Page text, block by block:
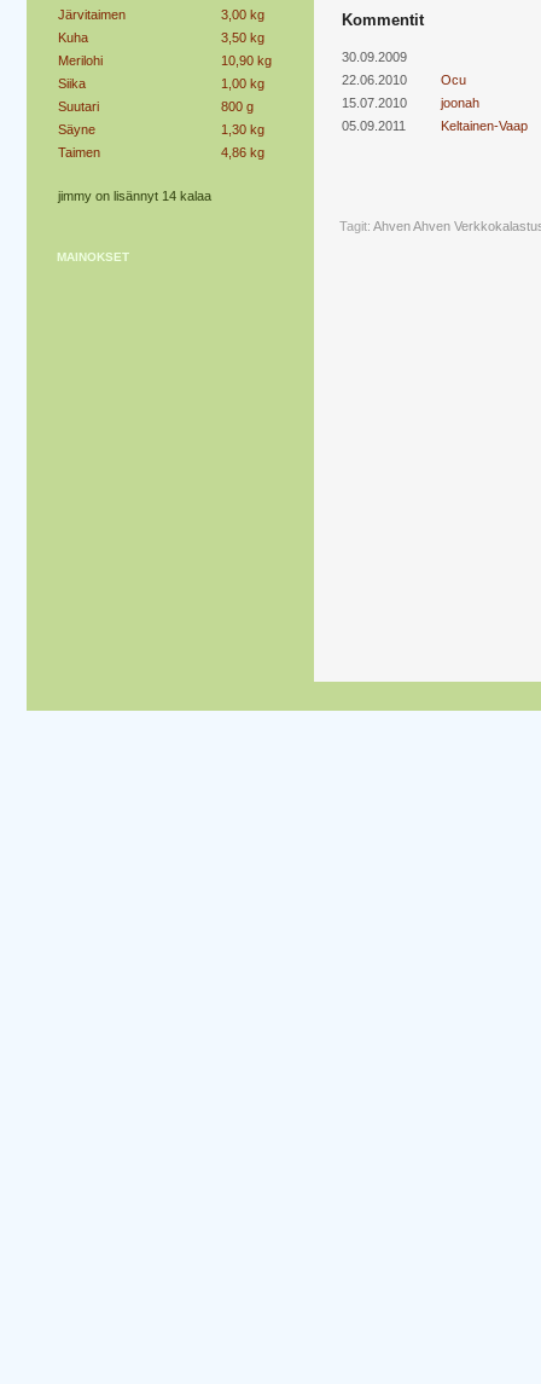
Järvitaimen
3,00 kg
Kuha
3,50 kg
Merilohi
10,90 kg
Siika
1,00 kg
Suutari
800 g
Säyne
1,30 kg
Taimen
4,86 kg
jimmy on lisännyt 14 kalaa
MAINOKSET
Kommentit
30.09.2009
22.06.2010
Ocu
15.07.2010
joonah
05.09.2011
Keltainen-Vaap
Tagit: AhvenAhven